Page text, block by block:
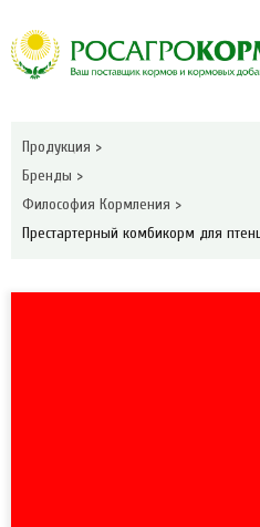
Продукция >
Бренды >
Философия Кормления >
Престартерный комбикорм для